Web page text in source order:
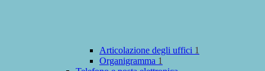
Articolazione degli uffici 1
Organigramma 1